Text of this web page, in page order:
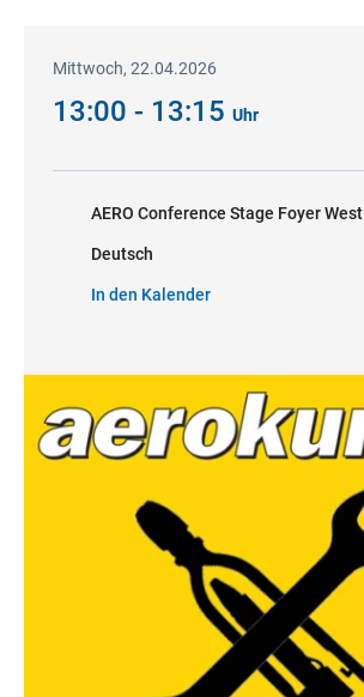
Mittwoch, 22.04.2026
13:00 - 13:15 Uhr
AERO Conference Stage Foyer West
Deutsch
In den Kalender